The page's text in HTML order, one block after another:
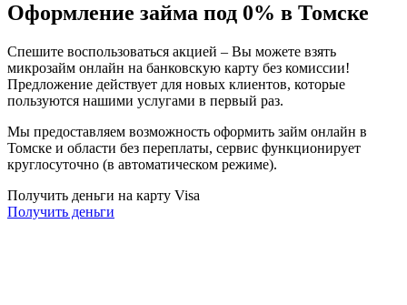
Оформление займа под 0% в Томске
Спешите воспользоваться акцией – Вы можете взять
микрозайм онлайн на банковскую карту без комиссии!
Предложение действует для новых клиентов, которые
пользуются нашими услугами в первый раз.
Мы предоставляем возможность оформить займ онлайн в
Томске и области без переплаты, сервис функционирует
круглосуточно (в автоматическом режиме).
Получить деньги на карту Visa
Получить деньги